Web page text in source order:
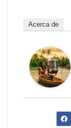
Acerca de